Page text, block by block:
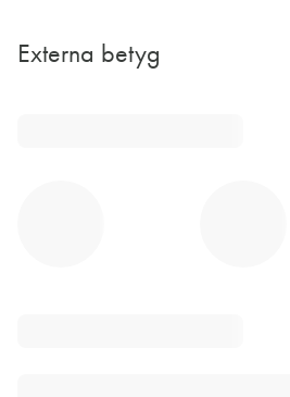
Externa betyg